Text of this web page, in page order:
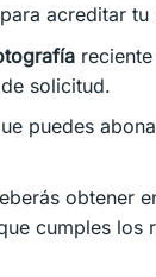
acreditar
solicitud.
puedes
obtener
cumples los